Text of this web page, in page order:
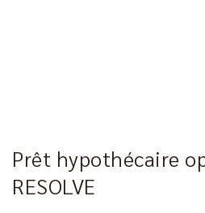
Prêt hypothécaire
RESOLVE